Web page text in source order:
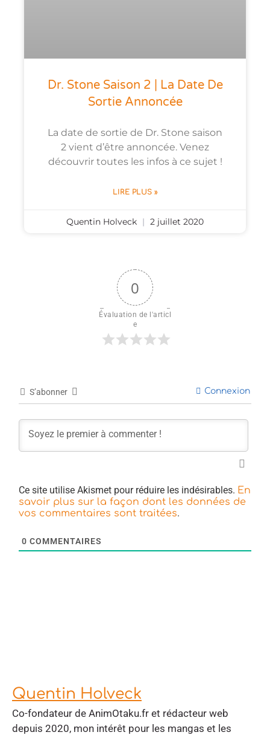
Dr. Stone Saison 2 | La Date De
Sortie Annoncée
La date de sortie de Dr. Stone saison
2 vient d’être annoncée. Venez
découvrir toutes les infos à ce sujet !
LIRE PLUS »
Quentin Holveck 2 juillet 2020
0
Évaluation de l'articl
e
S’abonner Connexion
Ce site utilise Akismet pour réduire les indésirables. En
savoir plus sur la façon dont les données de
vos commentaires sont traitées.
0 COMMENTAIRES
Quentin Holveck
Co-fondateur de AnimOtaku.fr et rédacteur web
depuis 2020, mon intérêt pour les mangas et les